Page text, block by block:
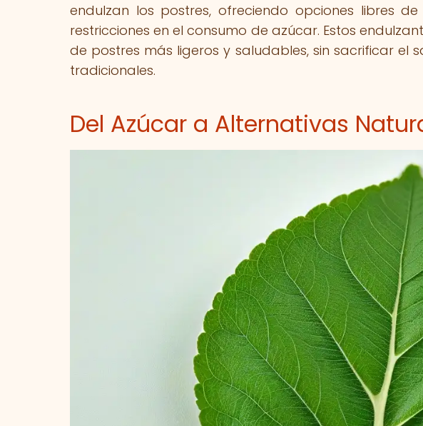
endulzan los postres, ofreciendo opciones libres
restricciones en el consumo de azúcar. Estos
de postres más ligeros y saludables, sin sacrificar el
tradicionales.
Del Azúcar a Alternativas